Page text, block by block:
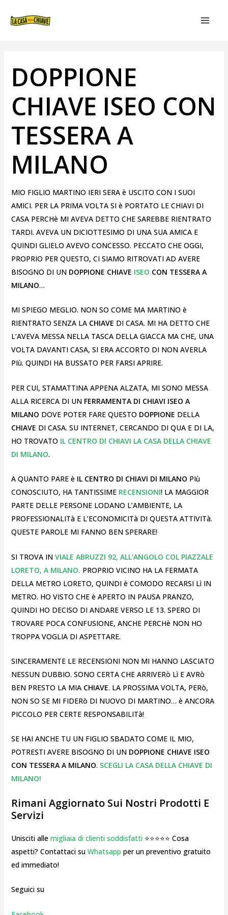
DOPPIONE
CHIAVE ISEO CON
TESSERA A
MILANO
MIO FIGLIO MARTINO IERI SERA è USCITO CON I SUOI
AMICI. PER LA PRIMA VOLTA SI è PORTATO LE CHIAVI DI
CASA PERCHè MI AVEVA DETTO CHE SAREBBE RIENTRATO
TARDI. AVEVA UN DICIOTTESIMO DI UNA SUA AMICA E
QUINDI GLIELO AVEVO CONCESSO. PECCATO CHE OGGI,
PROPRIO PER QUESTO, CI SIAMO RITROVATI AD AVERE
BISOGNO DI UN DOPPIONE CHIAVE ISEO CON TESSERA A
MILANO…
MI SPIEGO MEGLIO. NON SO COME MA MARTINO è
RIENTRATO SENZA LA CHIAVE DI CASA. MI HA DETTO CHE
L’AVEVA MESSA NELLA TASCA DELLA GIACCA MA CHE, UNA
VOLTA DAVANTI CASA, SI ERA ACCORTO DI NON AVERLA
PIù. QUINDI HA BUSSATO PER FARSI APRIRE.
PER CUI, STAMATTINA APPENA ALZATA, MI SONO MESSA
ALLA RICERCA DI UN FERRAMENTA DI CHIAVI ISEO A
MILANO DOVE POTER FARE QUESTO DOPPIONE DELLA
CHIAVE DI CASA. SU INTERNET, CERCANDO DI QUA E DI LA,
HO TROVATO IL CENTRO DI CHIAVI LA CASA DELLA CHIAVE
DI MILANO.
A QUANTO PARE è IL CENTRO DI CHIAVI DI MILANO PIù
CONOSCIUTO, HA TANTISSIME RECENSIONI! LA MAGGIOR
PARTE DELLE PERSONE LODANO L’AMBIENTE, LA
PROFESSIONALITà E L’ECONOMICITà DI QUESTA ATTIVITà.
QUESTE PAROLE MI FANNO BEN SPERARE!
SI TROVA IN VIALE ABRUZZI 92, ALL’ANGOLO COL PIAZZALE
LORETO, A MILANO. PROPRIO VICINO HA LA FERMATA
DELLA METRO LORETO, QUINDI è COMODO RECARSI Lì IN
METRO. HO VISTO CHE è APERTO IN PAUSA PRANZO,
QUINDI HO DECISO DI ANDARE VERSO LE 13. SPERO DI
TROVARE POCA CONFUSIONE, ANCHE PERCHè NON HO
TROPPA VOGLIA DI ASPETTARE.
SINCERAMENTE LE RECENSIONI NON MI HANNO LASCIATO
NESSUN DUBBIO. SONO CERTA CHE ARRIVERò Lì E AVRò
BEN PRESTO LA MIA CHIAVE. LA PROSSIMA VOLTA, PERò,
NON SO SE MI FIDERò DI NUOVO DI MARTINO… è ANCORA
PICCOLO PER CERTE RESPONSABILITà!
SE HAI ANCHE TU UN FIGLIO SBADATO COME IL MIO,
POTRESTI AVERE BISOGNO DI UNDOPPIONE CHIAVE ISEO
CON TESSERA A MILANO. SCEGLI LA CASA DELLA CHIAVE DI
MILANO!
Rimani Aggiornato Sui Nostri Prodotti E
Servizi
Unisciti alle migliaia di clienti soddisfatti⭐⭐⭐⭐⭐ Cosa
aspetti? Contattaci su Whatsapp per un preventivo gratuito
ed immediato!
Seguici su
ARTICOLI